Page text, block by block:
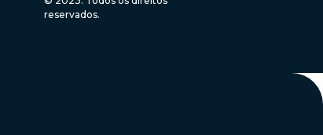
reservados.